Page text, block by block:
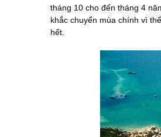
tháng 10 cho đến tháng 4
khắc chuyển mùa chính vì
hết.